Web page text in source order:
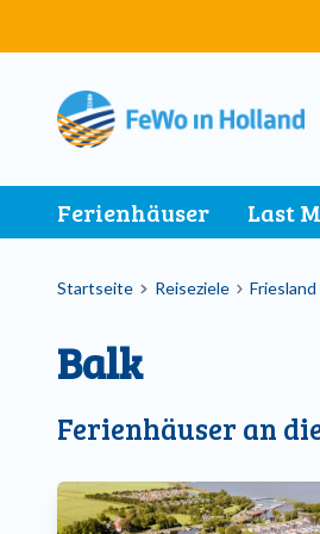
Main
Ferienhäuser Last
Breadcrumb
Startseite Reiseziele Friesland
Balk
Ferienhäuser an